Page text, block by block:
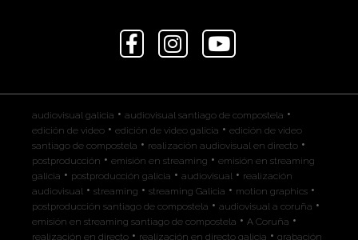
audiovisual galicia • audiovisual santiago de compostela •
edición de video • edición de video galicia • edición de video
santiago de compostela • realización audiovisual en directo •
postproducción • emisión en streaming • emisión en streaming
galicia • postproducción galicia • audiovisual • realización
audiovisual • streaming • streaming Galicia • motion graphics •
postproducción santiago de compostela • audiovisual a coruña •
emisión en streaming santiago de compostela • A Coruña •
realización en directo • realización en directo galicia • grabación